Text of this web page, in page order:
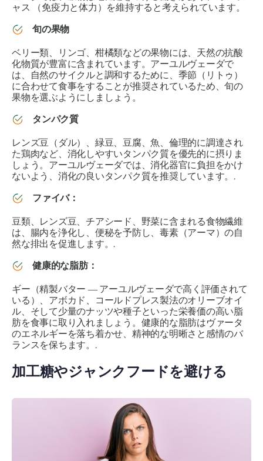
ャス （免疫力と体力）を維持すると考えられています。
旬の果物
ベリー類、リンゴ、柑橘類などの果物には、天然の抗酸
化物質が豊富に含まれています。アーユルヴェーダで
は、自然のサイクルと調和するために、 季節 （リトゥ）
に合わせて食事をすることが推奨されているため、旬の
果物を選ぶようにしましょう。
タンパク質
レンズ豆（ダル）、緑豆、豆腐、魚、倫理的に調達され
た鶏肉など、消化しやすいタンパク質を優先的に摂りま
しょう。アーユルヴェーダでは、消化器官に負担をかけ
ないよう、消化の良いタンパク質を推奨しています。.
ファイバ：
豆類、レンズ豆、チアシード、野菜に含まれる食物繊維
は、腸内を浄化し、便秘を予防し、毒素（アーマ）の自
然な排出を促進します。.
健康的な脂肪：
ギー（精製バター ― アーユルヴェーダで高く評価されて
いる）、アボカド、コールドプレス製法のオリーブオイ
ル、そして少量のナッツや種子といった栄養価の高い脂
肪を食事に取り入れましょう。健康的な脂肪はヴァータ
のエネルギーを落ち着かせ、精神的な明晰さと感情のバ
ランスを保ちます。.
加工糖やジャンクフードを避ける